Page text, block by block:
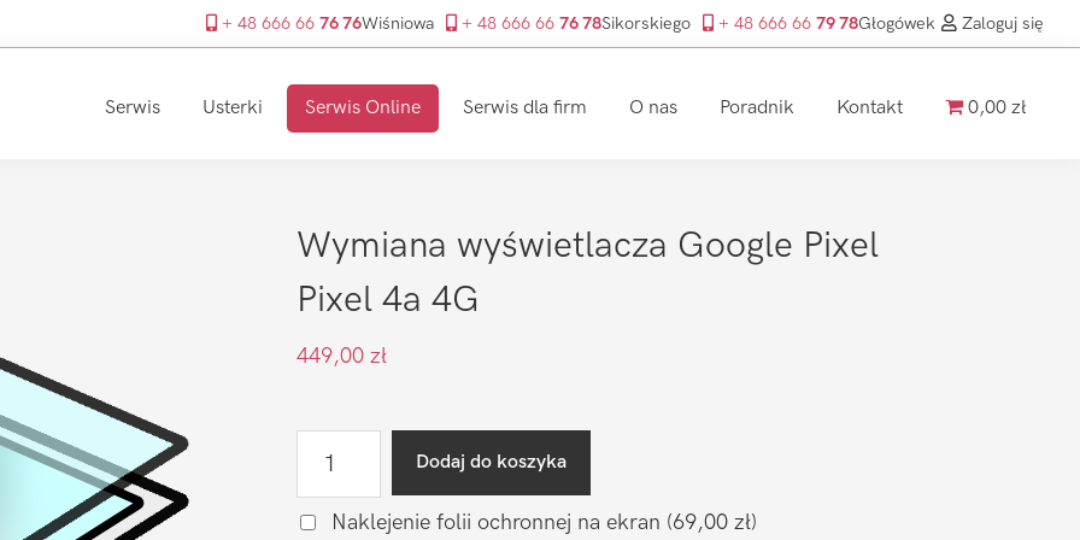
+ 48 666 66 76 76Wiśniowa + 48 666 66 76 78Sikorskiego + 48 666 66 79 78Głogówek Zaloguj się
Serwis Usterki Serwis Online Serwis dla firm O nas Poradnik Kontakt 0,00 zł
Wymiana wyświetlacza Google Pixel
Pixel 4a 4G
449,00 zł
wyświetlacza
Dodaj do koszyka
Naklejenie folii ochronnej na ekran (69,00 zł)